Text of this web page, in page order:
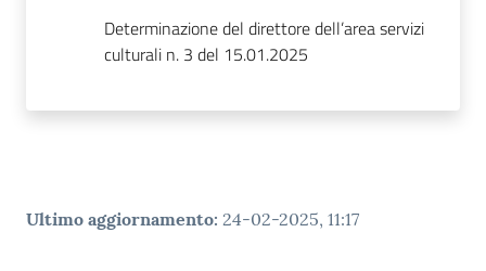
Determinazione del direttore dell’area servizi
culturali n. 3 del 15.01.2025
Ultimo aggiornamento: 24-02-2025, 11:17